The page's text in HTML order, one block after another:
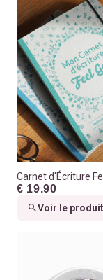
Carnet d'Écriture
€ 19.90
Voir le produit